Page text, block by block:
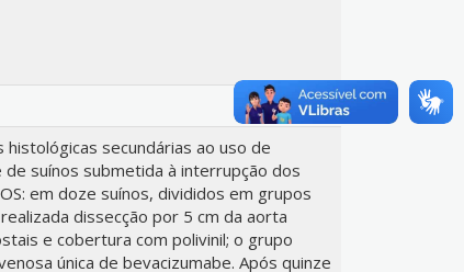
secundárias ao uso de
suínos submetida à interrupção dos
em doze suínos, divididos em grupos
dissecção por 5 cm da aorta
e cobertura com polivinil; o grupo
única de bevacizumabe. Após quinze